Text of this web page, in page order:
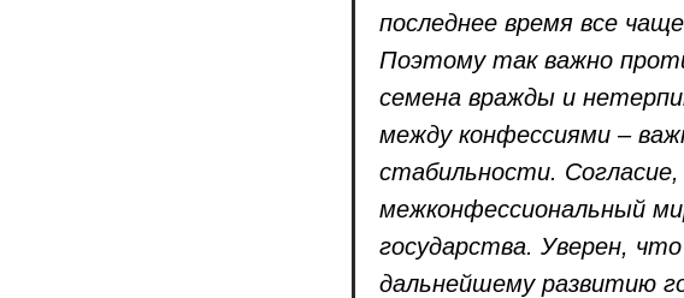
последнее время все
Поэтому так важно
семена вражды и
между конфессиями –
стабильности.
межконфессиональный
государства. Уверен,
дальнейшему развитию